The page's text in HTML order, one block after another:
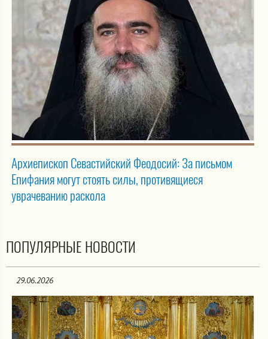
Архиепископ Севастийский Феодосий: За письмом
Епифания могут стоять силы, противящиеся
уврачеванию раскола
ПОПУЛЯРНЫЕ НОВОСТИ
29.06.2026